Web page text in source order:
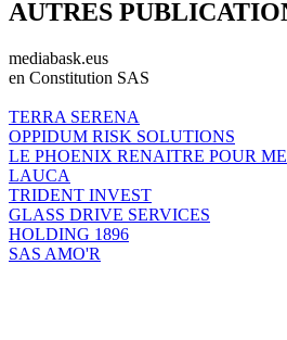
AUTRES
mediabask.eus
en Constitution SAS
TERRA SERENA
OPPIDUM RISK SOLUTIONS
LE PHOENIX RENAITRE POUR
LAUCA
TRIDENT INVEST
GLASS DRIVE SERVICES
HOLDING 1896
SAS AMO'R